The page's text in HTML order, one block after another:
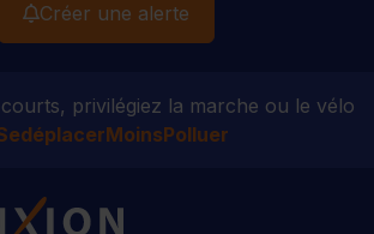
Créer une alerte
privilégiez la marche ou le vélo
Distinxion